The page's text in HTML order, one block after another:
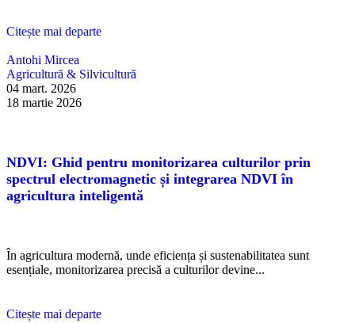
Citește mai departe
Antohi Mircea
Agricultură & Silvicultură
04 mart. 2026
18 martie 2026
NDVI: Ghid pentru monitorizarea culturilor prin
spectrul electromagnetic și integrarea NDVI în
agricultura inteligentă
În agricultura modernă, unde eficiența și sustenabilitatea sunt
esențiale, monitorizarea precisă a culturilor devine...
Citește mai departe